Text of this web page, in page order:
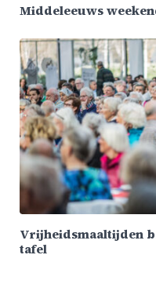
Middeleeuws
Vrijheidsmaaltijden
tafel